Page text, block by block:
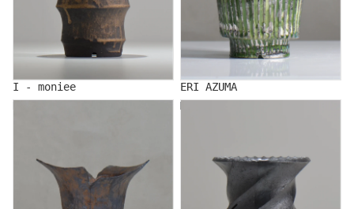
I - moniee
ERI AZUMA
MAKOTO OKI/沖 誠